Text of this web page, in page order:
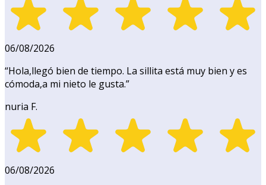
06/08/2026
“Hola,llegó bien de tiempo. La sillita está muy bien y es
cómoda,a mi nieto le gusta.”
nuria F.
06/08/2026